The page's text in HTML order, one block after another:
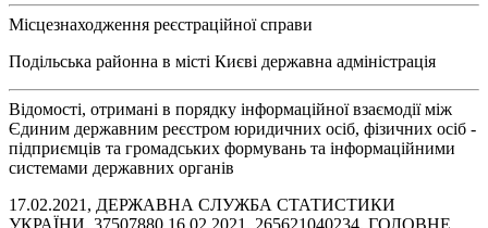
Місцезнаходження реєстраційної справи
Подільська районна в місті Києві державна адміністрація
Відомості, отримані в порядку інформаційної взаємодії між
Єдиним державним реєстром юридичних осіб, фізичних осіб -
підприємців та громадських формувань та інформаційними
системами державних органів
17.02.2021, ДЕРЖАВНА СЛУЖБА СТАТИСТИКИ
УКРАЇНИ, 37507880 16.02.2021, 265621040234, ГОЛОВНЕ